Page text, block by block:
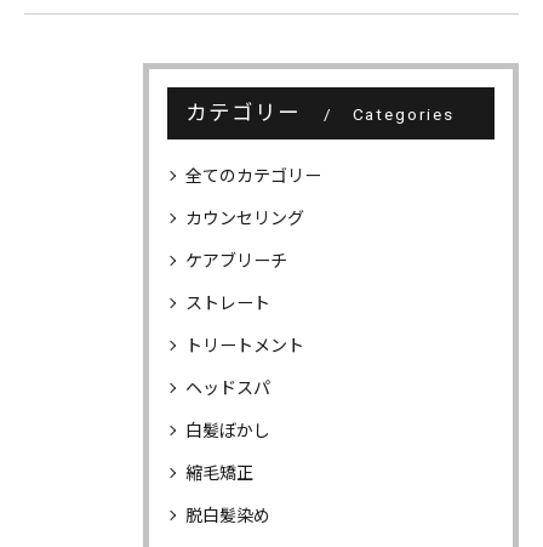
カテゴリー Categories
全てのカテゴリー
カウンセリング
ケアブリーチ
ストレート
トリートメント
ヘッドスパ
白髪ぼかし
縮毛矯正
脱白髪染め